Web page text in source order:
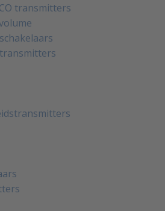
transmitters